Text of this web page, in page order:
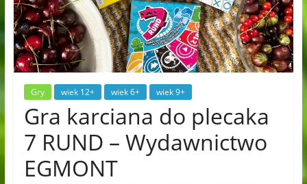
Gry wiek 12+ wiek 6+ wiek 9+
Gra karciana do plecaka
7 RUND – Wydawnictwo
EGMONT